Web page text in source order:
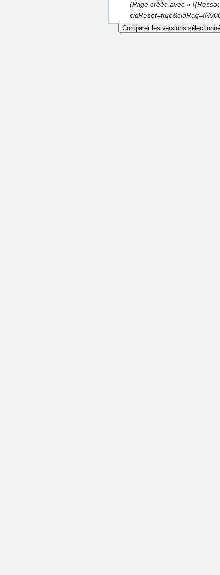
(Page créée avec «